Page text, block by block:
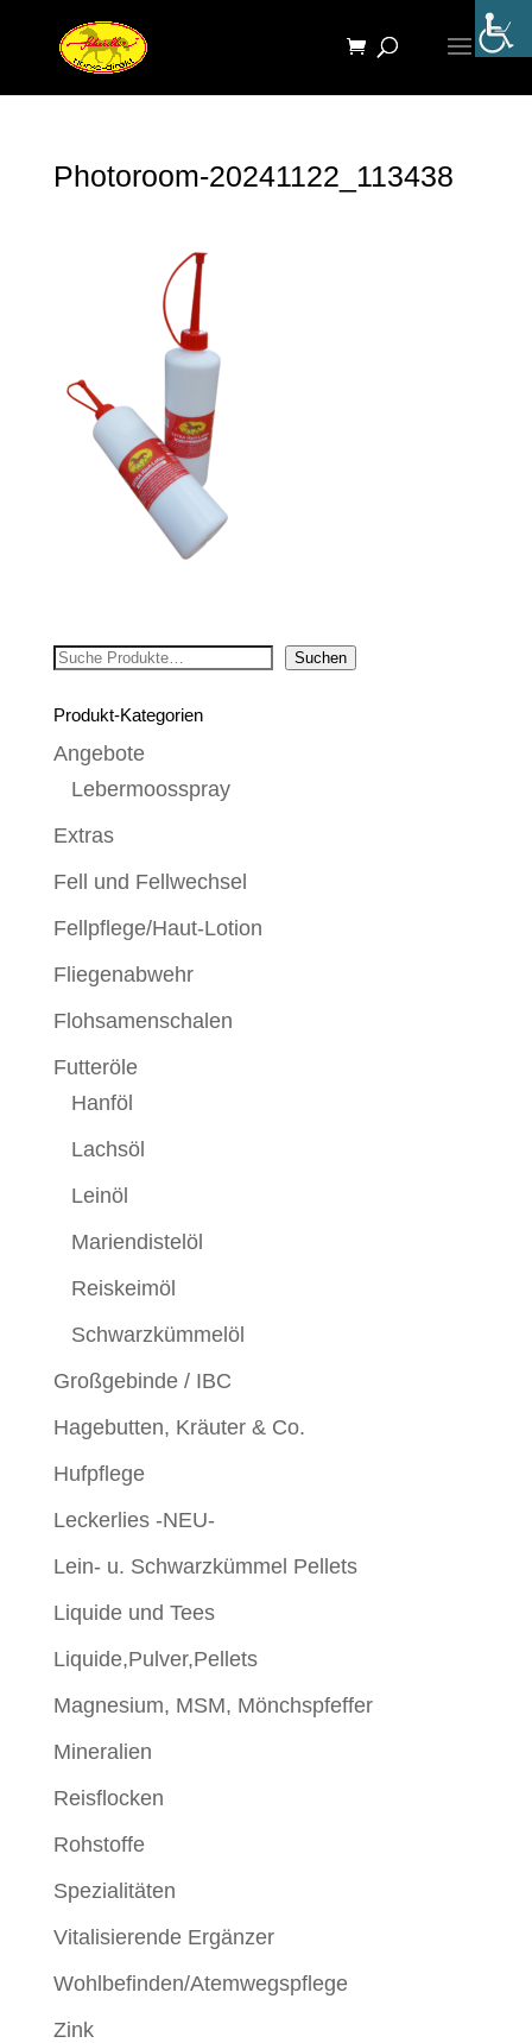
Photoroom-20241122_113438
Suchen Suchen
Produkt-Kategorien
Angebote
Lebermoosspray
Extras
Fell und Fellwechsel
Fellpflege/Haut-Lotion
Fliegenabwehr
Flohsamenschalen
Futteröle
Hanföl
Lachsöl
Leinöl
Mariendistelöl
Reiskeimöl
Schwarzkümmelöl
Großgebinde / IBC
Hagebutten, Kräuter & Co.
Hufpflege
Leckerlies -NEU-
Lein- u. Schwarzkümmel Pellets
Liquide und Tees
Liquide,Pulver,Pellets
Magnesium, MSM, Mönchspfeffer
Mineralien
Reisflocken
Rohstoffe
Spezialitäten
Vitalisierende Ergänzer
Wohlbefinden/Atemwegspflege
Zink